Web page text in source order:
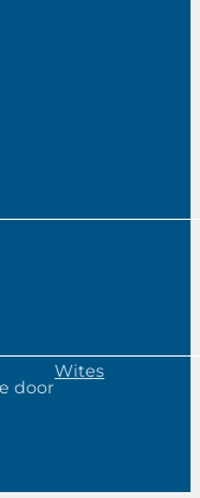
door
Wites